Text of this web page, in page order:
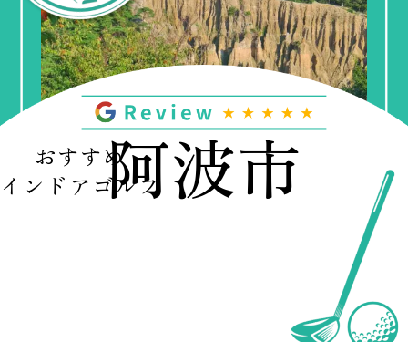
阿波市
おすすめ
インドアゴルフ